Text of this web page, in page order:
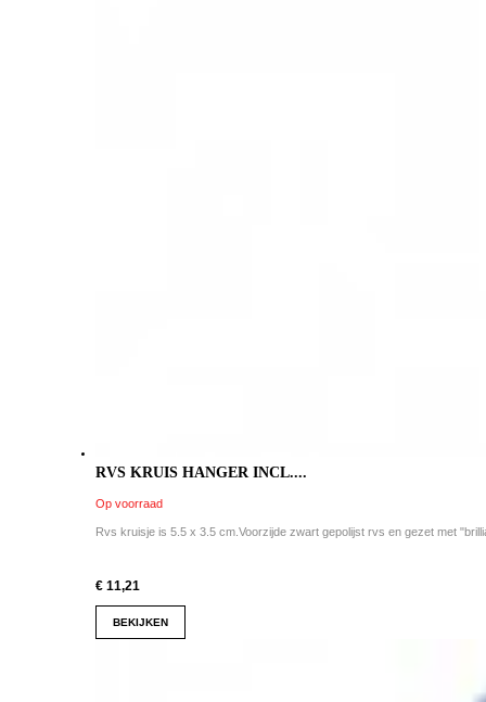
RVS KRUIS HANGER INCL....
Op voorraad
Rvs kruisje is 5.5 x 3.5 cm.Voorzijde zwart gepolijst rvs en gezet met
€ 11,21
BEKIJKEN